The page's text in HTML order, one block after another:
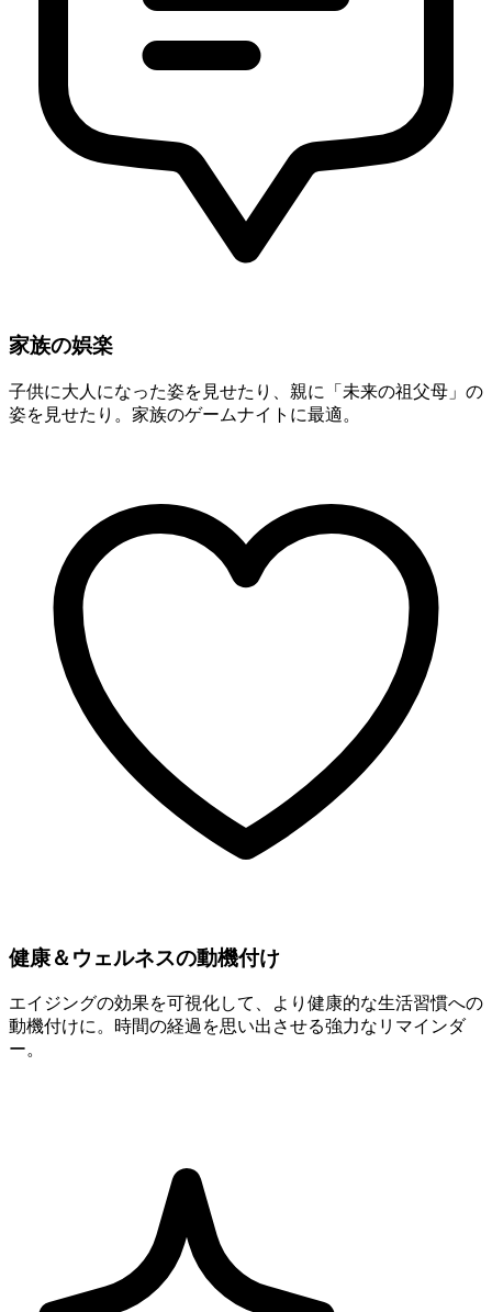
家族の娯楽
子供に大人になった姿を見せたり、親に「未来の祖父母」の
姿を見せたり。家族のゲームナイトに最適。
健康＆ウェルネスの動機付け
エイジングの効果を可視化して、より健康的な生活習慣への
動機付けに。時間の経過を思い出させる強力なリマインダ
ー。